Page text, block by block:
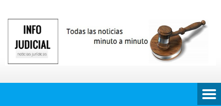
contenido